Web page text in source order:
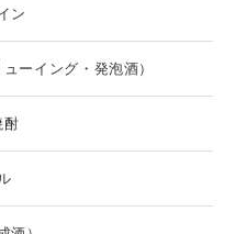
ン
ーイング・発泡酒）
酎